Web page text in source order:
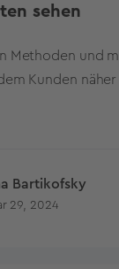
sehen
Methoden und
Kunden näher
Bartikofsky
29, 2024